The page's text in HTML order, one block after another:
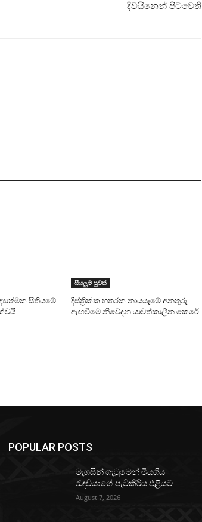
දිවයිනෙන් පිටවෙති
සිතියමේ
සියලුම පුවත්
දිස්ත්‍රික්ක හතරක නායයෑමේ අනතුරු
ඇඟවීමේ නිවේදන යාවත්කාලීන කෙරේ
POPULAR POSTS
මැගසින් ගැටුමෙන් මියගිය
රැඳවියාගේ පැටිකිරිය එළියට
August 7, 2026